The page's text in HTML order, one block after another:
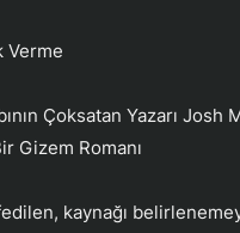
Verme
Çoksatan Yazarı Josh
Gizem Romanı
kaynağı